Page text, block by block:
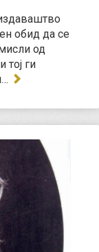
обид да се
мисли од
тој ги